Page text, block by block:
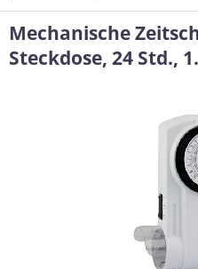
Mechanische
Steckdose, 24 Std.,